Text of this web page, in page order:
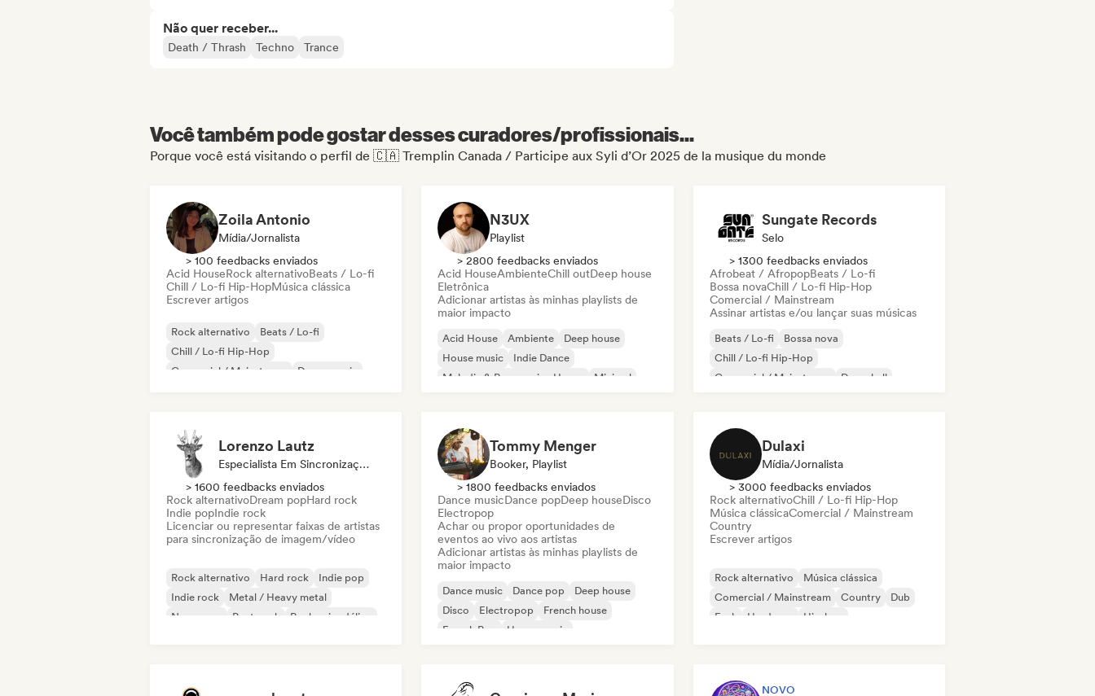
Não quer receber...
Death / Thrash Techno Trance
Você também pode gostar desses curadores/profissionais...
Porque você está visitando o perfil de 🇨🇦 Tremplin Canada / Participe aux Syli d’Or 2025 de la musique du monde
Zoila Antonio
Mídia/Jornalista
> 100 feedbacks enviados
Acid HouseRock alternativoBeats / Lo-fi
Chill / Lo-fi Hip-HopMúsica clássica
Escrever artigos
Rock alternativo
Beats / Lo-fi
Chill / Lo-fi Hip-Hop
Comercial / Mainstream
Dance music
N3UX
Playlist
> 2800 feedbacks enviados
Acid HouseAmbienteChill outDeep house
Eletrônica
Adicionar artistas às minhas playlists de
maior impacto
Acid House Ambiente
Deep house
House music
Indie Dance
Melodic & Progressive House
Minimal
Sungate Records
Selo
> 1300 feedbacks enviados
Afrobeat / AfropopBeats / Lo-fi
Bossa novaChill / Lo-fi Hip-Hop
Comercial / Mainstream
Assinar artistas e/ou lançar suas músicas
Beats / Lo-fi
Bossa nova
Chill / Lo-fi Hip-Hop
Comercial / Mainstream
Dancehall
Lorenzo Lautz
Especialista Em Sincronização
> 1600 feedbacks enviados
Rock alternativoDream popHard rock
Indie popIndie rock
Licenciar ou representar faixas de artistas
para sincronização de imagem/vídeo
Rock alternativo Hard rock
Indie pop
Indie rock
Metal / Heavy metal
New wave
Post punk Rock psicodélico
Tommy Menger
Booker, Playlist
> 1800 feedbacks enviados
Dance musicDance popDeep houseDisco
Electropop
Achar ou propor oportunidades de
eventos ao vivo aos artistas
Adicionar artistas às minhas playlists de
maior impacto
Dance music Dance pop
Deep house
Disco
Electropop
French house
French Pop
House music
Dulaxi
Mídia/Jornalista
> 3000 feedbacks enviados
Rock alternativoChill / Lo-fi Hip-Hop
Música clássicaComercial / Mainstream
Country
Escrever artigos
Rock alternativo
Música clássica
Comercial / Mainstream
Country
Dub
Funk
Hardcore Hip-hop
NOVO